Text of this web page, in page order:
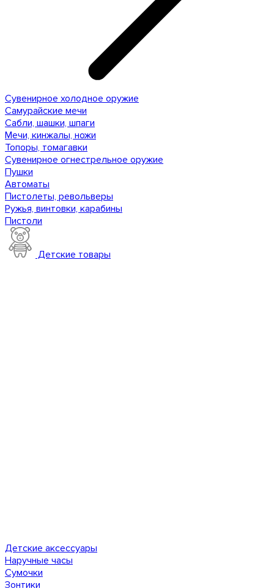
Сувенирное холодное оружие
Самурайские мечи
Сабли, шашки, шпаги
Мечи, кинжалы, ножи
Топоры, томагавки
Сувенирное огнестрельное оружие
Пушки
Автоматы
Пистолеты, револьверы
Ружья, винтовки, карабины
Пистоли
Детские товары
Детские аксессуары
Наручные часы
Сумочки
Зонтики